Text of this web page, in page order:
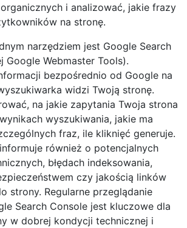
i analizować, jakie frazy
na stronę.
narzędziem jest Google Search
Google Webmaster Tools).
bezpośrednio od Google na
widzi Twoją stronę.
na jakie zapytania Twoja strona
wyszukiwania, jakie ma
fraz, ile kliknięć generuje.
również o potencjalnych
błędach indeksowania,
czy jakością linków
strony. Regularne przeglądanie
Search Console jest kluczowe dla
w dobrej kondycji technicznej i